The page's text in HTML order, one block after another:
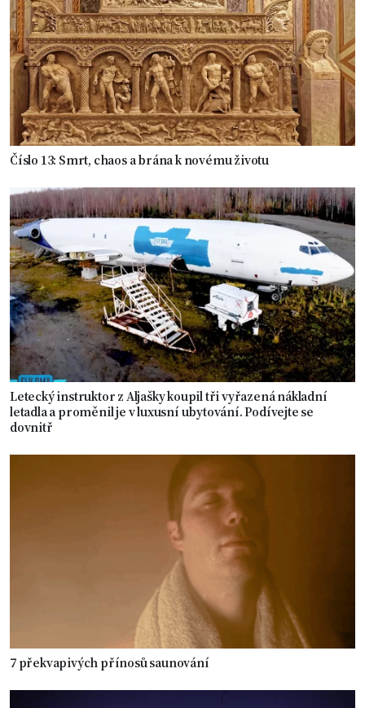
Číslo 13: Smrt, chaos a brána k novému životu
Letecký instruktor z Aljašky koupil tři vyřazená nákladní
letadla a proměnil je v luxusní ubytování. Podívejte se
dovnitř
7 překvapivých přínosů saunování